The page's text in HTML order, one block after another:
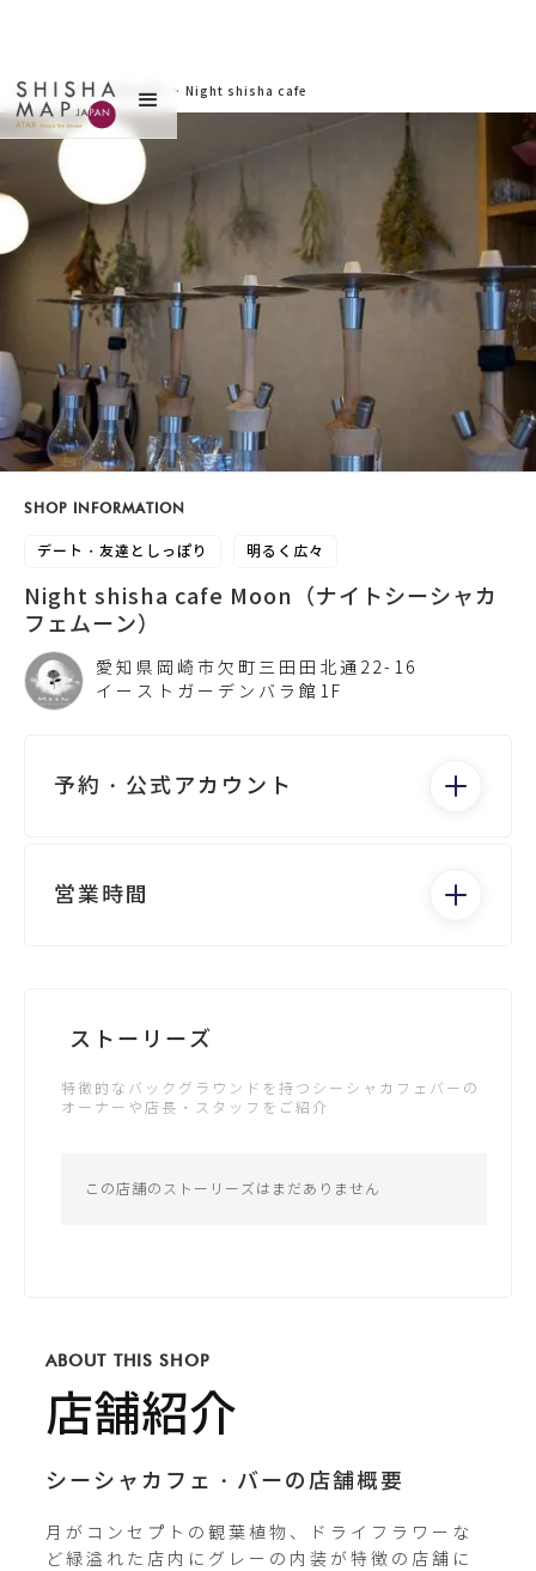
サイトトップ > お店を探す > Night shisha cafe
Moon（ナイトシーシャ
SHOP INFORMATION
デート・友達としっぽり 明るく広々
Night shisha cafe Moon（ナイトシーシャカ
フェムーン）
愛知県岡崎市欠町三田田北通22-16
イーストガーデンバラ館1F
予約・公式アカウント
電話する
公式サイトが未登録です
X / Twitter
shisha_moon
営業時間
木：19:00 - 4:00
土：19:00 - 4:00
日：19:00 - 4:00
ストーリーズ
特徴的なバックグラウンドを持つシーシャカフェバーの
オーナーや店長・スタッフをご紹介
この店舗のストーリーズはまだありません
ABOUT THIS SHOP
店舗紹介
シーシャカフェ・バーの店舗概要
月がコンセプトの観葉植物、ドライフラワーな
ど緑溢れた店内にグレーの内装が特徴の店舗に